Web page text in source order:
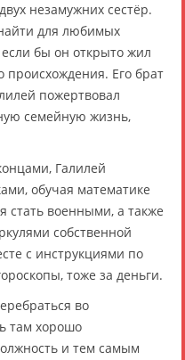
незамужних сестёр.
для любимых
бы он открыто жил
Его брат
пожертвовал
семейную жизнь,
Галилей
обучая математике
стать военными, а также
собственной
с инструкциями по
тоже за деньги.
во
там хорошо
и тем самым